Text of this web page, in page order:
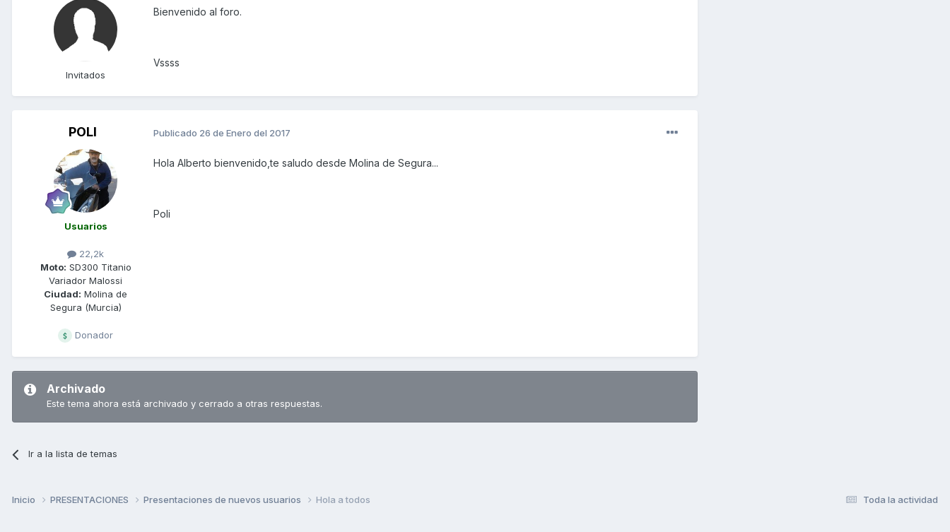
Invitados
Bienvenido al foro.
Vssss
POLI
Usuarios
22,2k
Moto: SD300 Titanio
Variador Malossi
Ciudad: Molina de
Segura (Murcia)
Donador
Publicado 26 de Enero del 2017
Hola Alberto bienvenido,te saludo desde Molina de Segura...
Poli
Archivado
Este tema ahora está archivado y cerrado a otras respuestas.
Ir a la lista de temas
Toda la actividad
Inicio PRESENTACIONES Presentaciones de nuevos usuarios Hola a todos